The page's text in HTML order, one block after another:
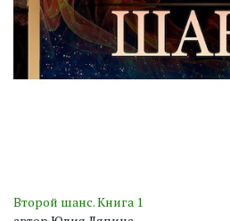
Второй шанс. Книга 1